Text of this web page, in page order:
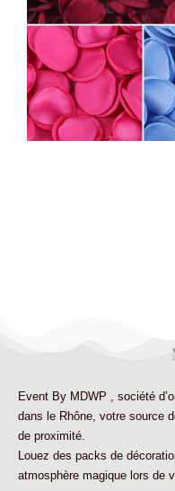
Event By MDWP , société
dans le Rhône, votre source
de proximité.
Louez des packs de
atmosphère magique lors de